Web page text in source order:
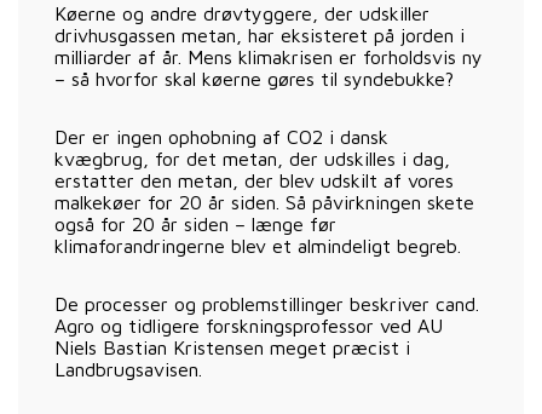
Køerne og andre drøvtyggere, der udskiller
drivhusgassen metan, har eksisteret på jorden i
milliarder af år. Mens klimakrisen er forholdsvis ny
– så hvorfor skal køerne gøres til syndebukke?
Der er ingen ophobning af CO2 i dansk
kvægbrug, for det metan, der udskilles i dag,
erstatter den metan, der blev udskilt af vores
malkekøer for 20 år siden. Så påvirkningen skete
også for 20 år siden – længe før
klimaforandringerne blev et almindeligt begreb.
De processer og problemstillinger beskriver cand.
Agro og tidligere forskningsprofessor ved AU
Niels Bastian Kristensen meget præcist i
Landbrugsavisen.